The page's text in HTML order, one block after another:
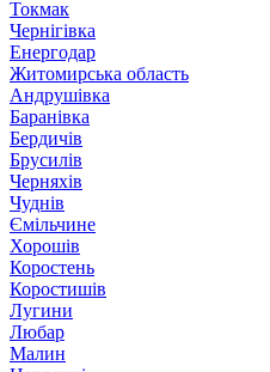
Токмак
Чернігівка
Енергодар
Житомирська область
Андрушівка
Баранівка
Бердичів
Брусилів
Черняхів
Чуднів
Ємільчине
Хорошів
Коростень
Коростишів
Лугини
Любар
Малин